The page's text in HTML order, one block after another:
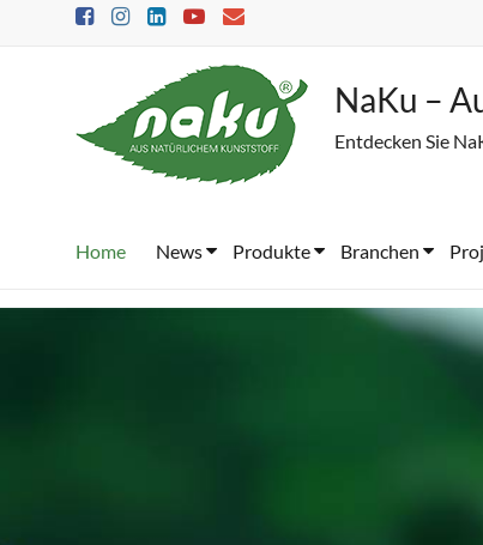
NaKu –
Entdecken Sie
Home News Produkte Branchen